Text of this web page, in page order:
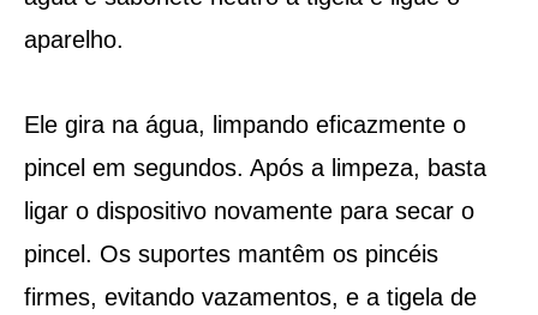
aparelho.
Ele gira na água, limpando eficazmente o
pincel em segundos. Após a limpeza, basta
ligar o dispositivo novamente para secar o
pincel. Os suportes mantêm os pincéis
firmes, evitando vazamentos, e a tigela de